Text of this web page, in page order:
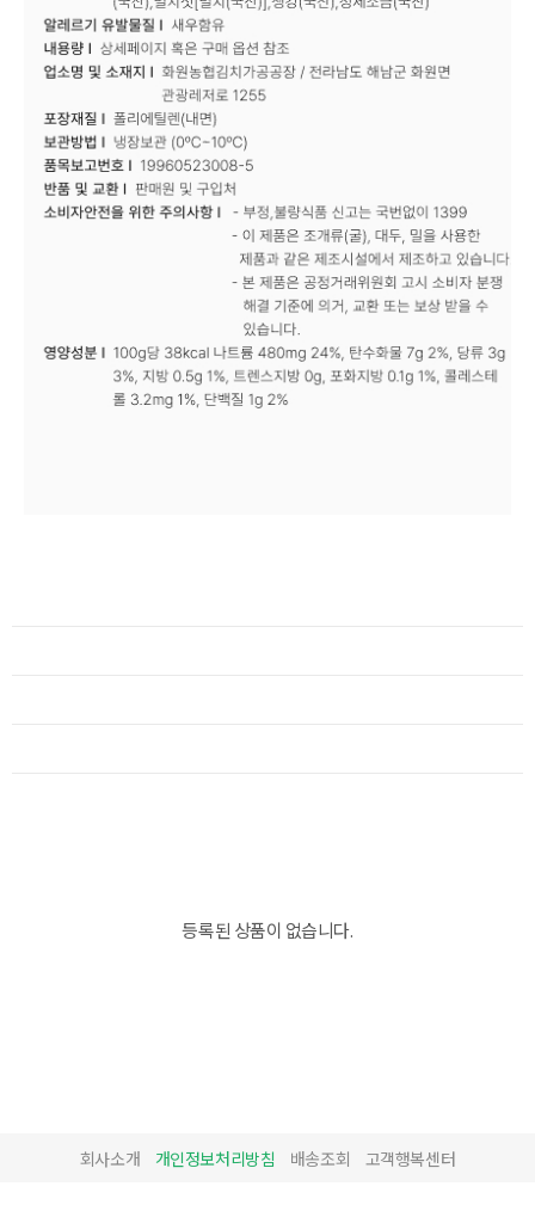
등록된 상품이 없습니다.
회사소개 개인정보처리방침 배송조회 고객행복센터